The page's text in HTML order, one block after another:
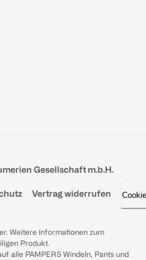
Gesellschaft m.b.H.
Vertrag widerrufen
Weitere Informationen zum
Produkt.
alle PAMPERS Windeln, Pants und